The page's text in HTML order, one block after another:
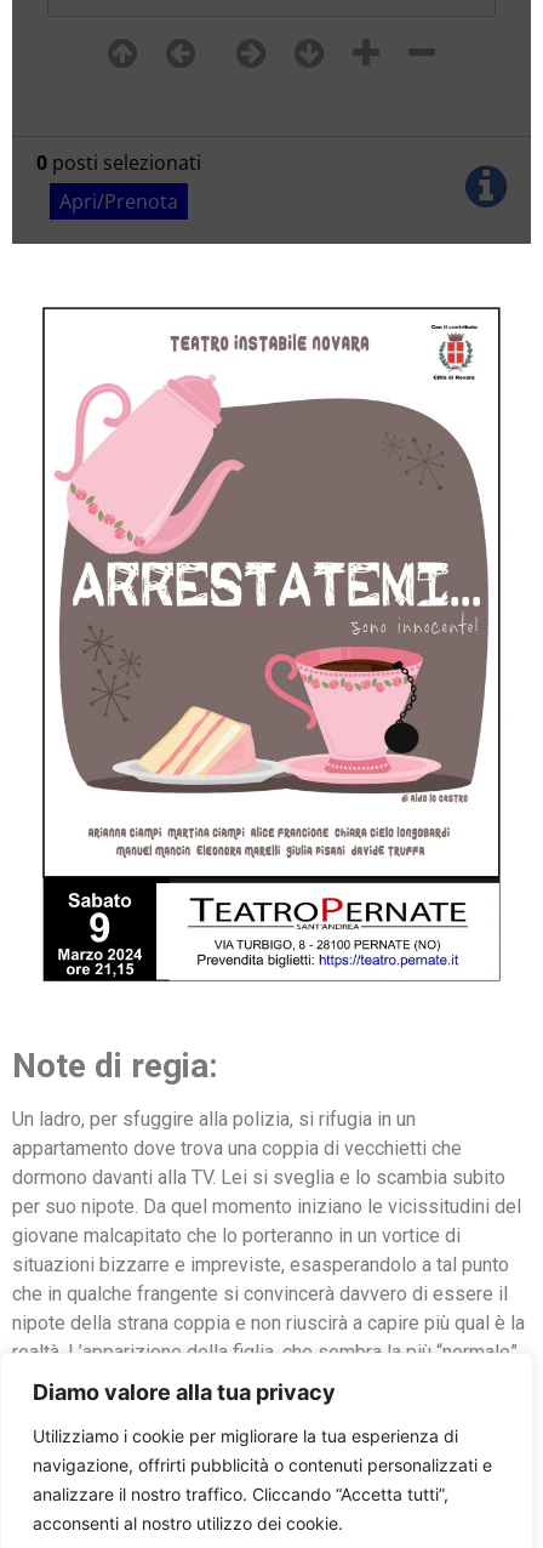
Diamo valore alla tua privacy
Utilizziamo i cookie per migliorare la tua esperienza di
navigazione, offrirti pubblicità o contenuti personalizzati e
analizzare il nostro traffico. Cliccando “Accetta tutti”,
acconsenti al nostro utilizzo dei cookie.
Note di regia:
Un ladro, per sfuggire alla polizia, si rifugia in un
appartamento dove trova una coppia di vecchietti che
dormono davanti alla TV. Lei si sveglia e lo scambia subito
per suo nipote. Da quel momento iniziano le vicissitudini del
giovane malcapitato che lo porteranno in un vortice di
situazioni bizzarre e impreviste, esasperandolo a tal punto
che in qualche frangente si convincerà davvero di essere il
nipote della strana coppia e non riuscirà a capire più qual è la
realtà. L’apparizione della figlia, che sembra la più “normale”
della famiglia, e di qualche altro “strano” parente, darà vita a
ulteriori imbarazzanti intrecci. Una commedia divertente che
porta il pubblico in un contesto paradossale, esilarante e a
tratti quasi demenziale, dove le risate sono assicurate.